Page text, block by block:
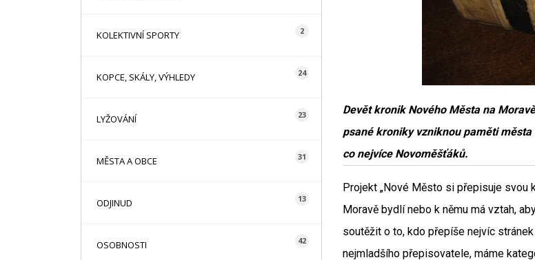
KOLEKTIVNÍ SPORTY 2
KOPCE, SKÁLY, VÝHLEDY 24
LYŽOVÁNÍ 23
MĚSTA A OBCE 31
ODJINUD 13
OSOBNOSTI 42
Devět kronik Nového Města na
psané kroniky vzniknou paměti
co nejvíce Novoměšťáků.
Projekt „Nové Město si přepisuje svou
Moravě bydlí nebo k němu má vztah,
soutěžit o to, kdo přepíše nejvíc
nejmladšího přepisovatele, máme